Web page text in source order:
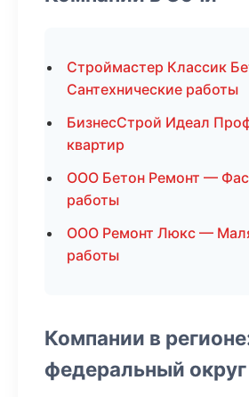
Строймастер Классик
Сантехнические работы
БизнесСтрой Идеал
квартир
ООО Бетон Ремонт —
работы
ООО Ремонт Люкс —
работы
Компании в
федеральный округ